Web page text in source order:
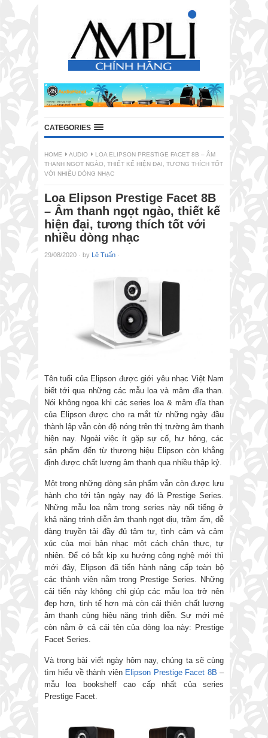
CATEGORIES
HOME AUDIO
LOA ELIPSON PRESTIGE FACET 8B – ÂM
THANH NGỌT NGÀO, THIẾT KẾ HIỆN ĐẠI, TƯƠNG THÍCH TỐT
VỚI NHIỀU DÒNG NHẠC
Loa Elipson Prestige Facet 8B
– Âm thanh ngọt ngào, thiết kế
hiện đại, tương thích tốt với
nhiều dòng nhạc
29/08/2020 · by Lê Tuấn ·
Tên tuổi của Elipson được giới yêu nhạc Việt Nam
biết tới qua những các mẫu loa và mâm đĩa than.
Nói không ngoa khi các series loa & mâm đĩa than
của Elipson được cho ra mắt từ những ngày đầu
thành lập vẫn còn độ nóng trên thị trường âm thanh
hiện nay. Ngoài việc ít gặp sự cố, hư hỏng, các
sản phẩm đến từ thương hiệu Elipson còn khẳng
định được chất lượng âm thanh qua nhiều thập kỷ.
Một trong những dòng sản phẩm vẫn còn được lưu
hành cho tới tận ngày nay đó là Prestige Series.
Những mẫu loa nằm trong series này nổi tiếng ở
khả năng trình diễn âm thanh ngọt dịu, trầm ấm, dễ
dàng truyền tải đầy đủ tâm tư, tình cảm và cảm
xúc của mọi bản nhạc một cách chân thực, tự
nhiên. Để có bắt kịp xu hướng công nghệ mới thì
mới đây, Elipson đã tiến hành nâng cấp toàn bộ
các thành viên nằm trong Prestige Series. Những
cải tiến này không chỉ giúp các mẫu loa trở nên
đẹp hơn, tinh tế hơn mà còn cải thiện chất lượng
âm thanh cùng hiệu năng trình diễn. Sự mới mẻ
còn nằm ở cả cái tên của dòng loa này: Prestige
Facet Series.
Và trong bài viết ngày hôm nay, chúng ta sẽ cùng
tìm hiểu về thành viên Elipson Prestige Facet 8B –
mẫu loa bookshelf cao cấp nhất của series
Prestige Facet.